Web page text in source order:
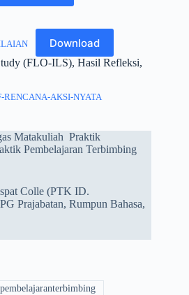
Download
(FLO-ILS), Hasil Refleksi,
RENCANA-AKSI-NYATA
Matakuliah Praktik
Pembelajaran Terbimbing
Colle (PTK ID.
Prajabatan, Rumpun Bahasa,